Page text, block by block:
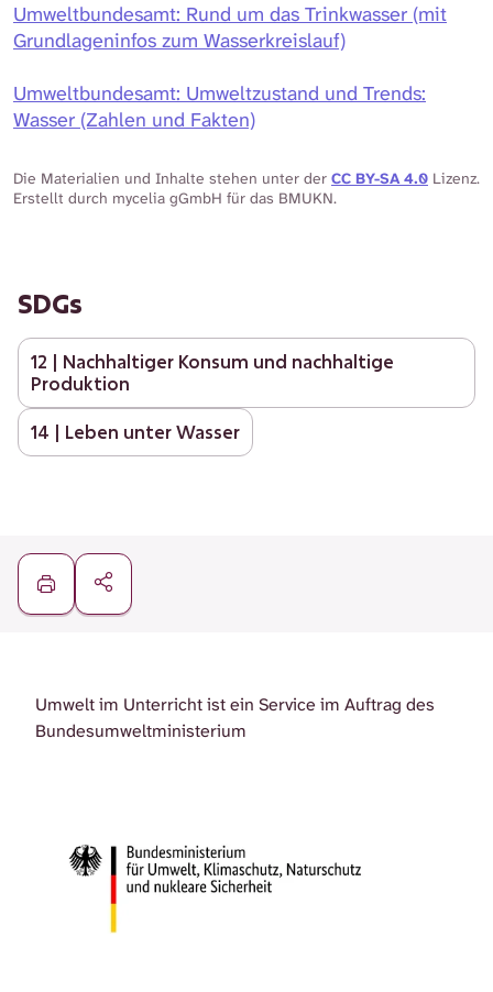
Umweltbundesamt: Rund um das Trinkwasser (mit
Grundlageninfos zum Wasserkreislauf)
Umweltbundesamt: Umweltzustand und Trends:
Wasser (Zahlen und Fakten)
Die Materialien und Inhalte stehen unter der CC BY-SA 4.0 Lizenz.
Erstellt durch mycelia gGmbH für das BMUKN.
SDGs
12 | Nachhaltiger Konsum und nachhaltige
Produktion
14 | Leben unter Wasser
Umwelt im Unterricht ist ein Service im Auftrag des
Bundesumweltministerium